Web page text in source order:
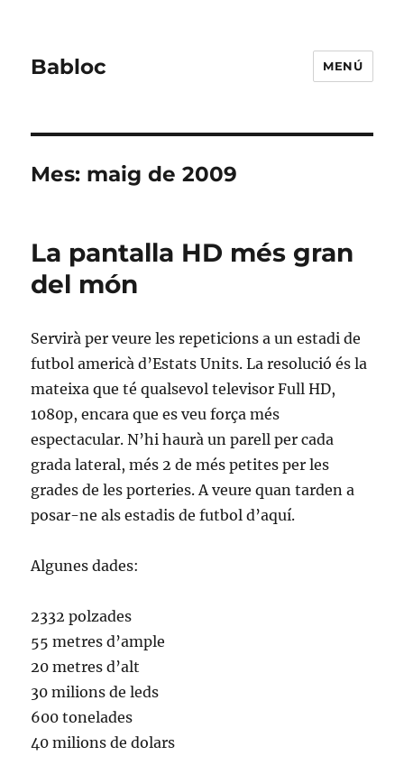
Babloc MENÚ
Mes: maig de 2009
La pantalla HD més gran
del món
Servirà per veure les repeticions a un estadi de
futbol americà d’Estats Units. La resolució és la
mateixa que té qualsevol televisor Full HD,
1080p, encara que es veu força més
espectacular. N’hi haurà un parell per cada
grada lateral, més 2 de més petites per les
grades de les porteries. A veure quan tarden a
posar-ne als estadis de futbol d’aquí.
Algunes dades:
2332 polzades
55 metres d’ample
20 metres d’alt
30 milions de leds
600 tonelades
40 milions de dolars